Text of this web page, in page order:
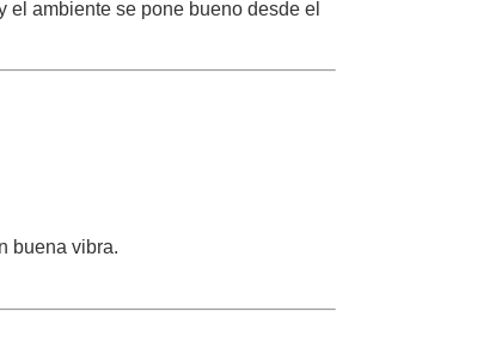
el ambiente se pone bueno desde el
buena vibra.